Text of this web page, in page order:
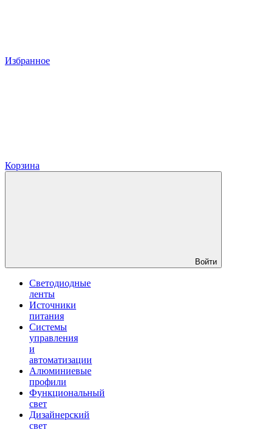
Избранное
Корзина
Войти
Светодиодные
ленты
Источники
питания
Системы
управления
и
автоматизации
Алюминиевые
профили
Функциональный
свет
Дизайнерский
свет